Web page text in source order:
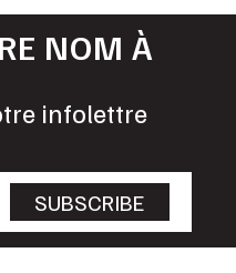
NOM À
infolettre
SUBSCRIBE